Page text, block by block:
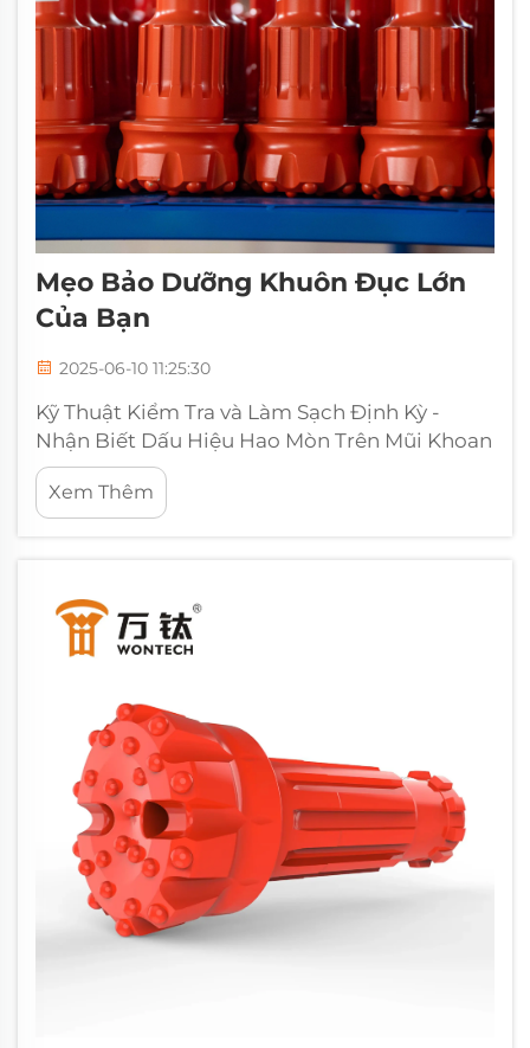
Mẹo Bảo Dưỡng Khuôn Đục Lớn
Của Bạn
2025-06-10 11:25:30
Kỹ Thuật Kiểm Tra và Làm Sạch Định Kỳ -
Nhận Biết Dấu Hiệu Hao Mòn Trên Mũi Khoan
Lớn Việc kiểm tra định kỳ các mũi khoan lớn
là cần thiết để duy trì năng suất. Người dùng
cần kiểm tra phần lưỡi cắt...
Xem Thêm